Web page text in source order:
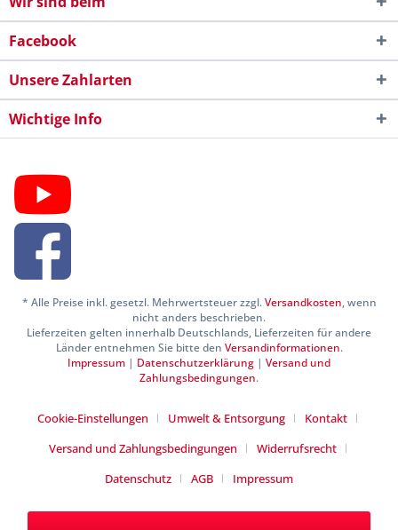
Facebook
Unsere Zahlarten
Wichtige Info
* Alle Preise inkl. gesetzl. Mehrwertsteuer zzgl.Versandkosten, wenn
nicht anders beschrieben.
Lieferzeiten gelten innerhalb Deutschlands, Lieferzeiten für andere
Länder entnehmen Sie bitte den Versandinformationen.
Impressum | Datenschutzerklärung | Versand und
Zahlungsbedingungen.
Cookie-Einstellungen Umwelt & Entsorgung
Kontakt
Versand und Zahlungsbedingungen
Widerrufsrecht
Datenschutz
AGB Impressum